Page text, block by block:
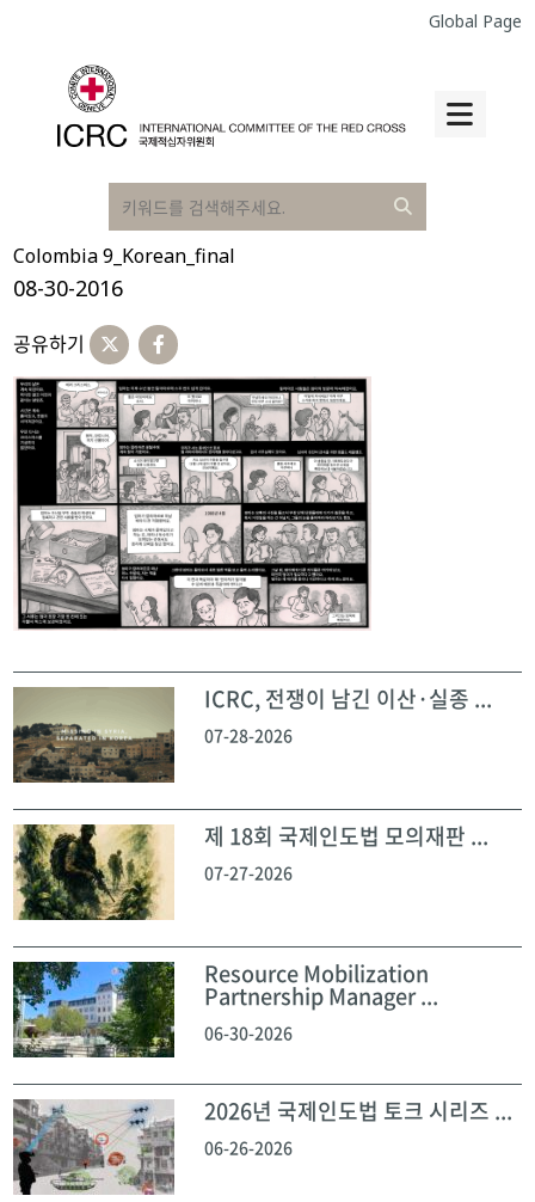
Global Page
Colombia 9_Korean_final
08-30-2016
공유하기
ICRC, 전쟁이 남긴 이산·실종 ...
07-28-2026
제 18회 국제인도법 모의재판 ...
07-27-2026
Resource Mobilization
Partnership Manager ...
06-30-2026
2026년 국제인도법 토크 시리즈 ...
06-26-2026